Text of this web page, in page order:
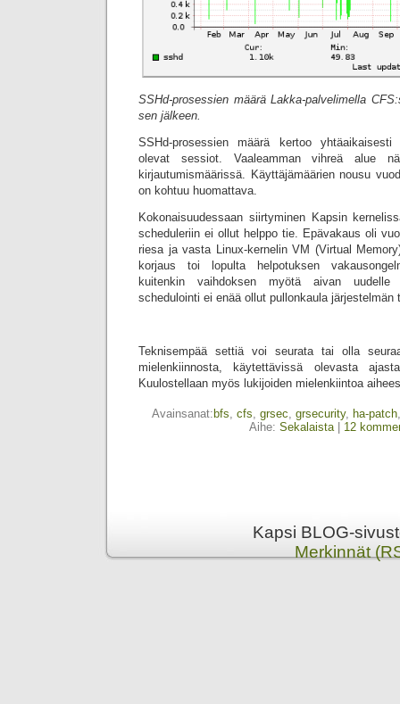
SSHd-prosessien määrä Lakka-palvelimella
sen jälkeen.
SSHd-prosessien määrä kertoo yhtäaikaisesti
olevat sessiot. Vaaleamman vihreä alue
kirjautumismäärissä. Käyttäjämäärien nousu
on kohtuu huomattava.
Kokonaisuudessaan siirtyminen Kapsin
scheduleriin ei ollut helppo tie. Epävakaus oli
riesa ja vasta Linux-kernelin VM (Virtual
korjaus toi lopulta helpotuksen
kuitenkin vaihdoksen myötä aivan
schedulointi ei enää ollut pullonkaula järjestelmän
Teknisempää settiä voi seurata tai olla
mielenkiinnosta, käytettävissä olevasta
Kuulostellaan myös lukijoiden mielenkiintoa
Avainsanat: bfs, cfs, grsec, grsecurity, ha-patch
Aihe: Sekalaista| 12
Kapsi BLOG-
Merkinnät